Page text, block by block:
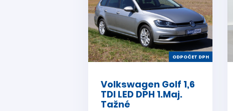
ODPOČET DPH
Volkswagen Golf 1,6
TDI LED DPH 1.Maj.
Tažné